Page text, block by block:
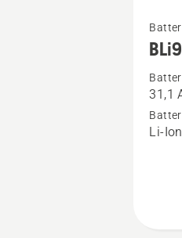
mer
om
BLi950X
31,1
Li-Ion